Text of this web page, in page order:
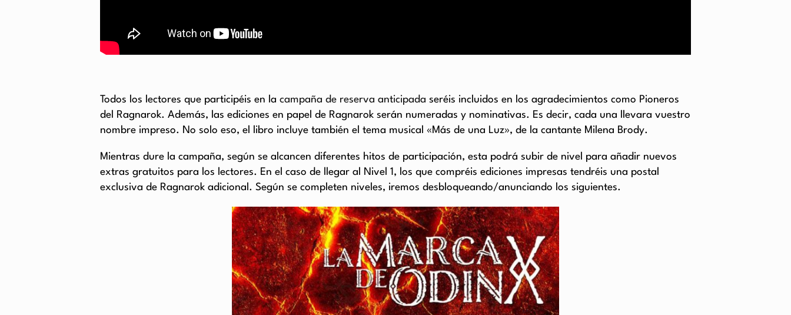
Todos los lectores que participéis en la campaña de reserva anticipada seréis incluidos en los agradecimientos como Pioneros
del Ragnarok. Además, las ediciones en papel de Ragnarok serán numeradas y nominativas. Es decir, cada una llevara vuestro
nombre impreso. No solo eso, el libro incluye también el tema musical «Más de una Luz», de la cantante Milena Brody.
Mientras dure la campaña, según se alcancen diferentes hitos de participación, esta podrá subir de nivel para añadir nuevos
extras gratuitos para los lectores. En el caso de llegar al Nivel 1, los que compréis ediciones impresas tendréis una postal
exclusiva de Ragnarok adicional. Según se completen niveles, iremos desbloqueando/anunciando los siguientes.